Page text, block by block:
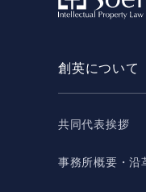
創英について
共同代表挨拶
事務所概要・沿